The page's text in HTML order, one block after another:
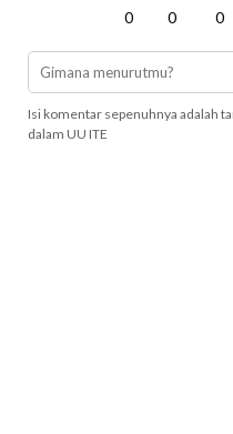
0 0 0
Isi komentar sepenuhnya adalah
dalam UU ITE